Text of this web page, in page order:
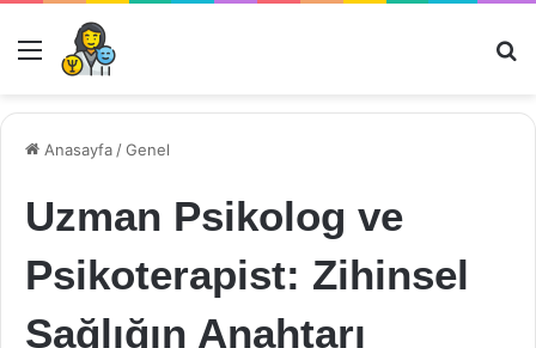
Menü
Anasayfa /Genel
Uzman Psikolog ve
Psikoterapist: Zihinsel
Sağlığın Anahtarı